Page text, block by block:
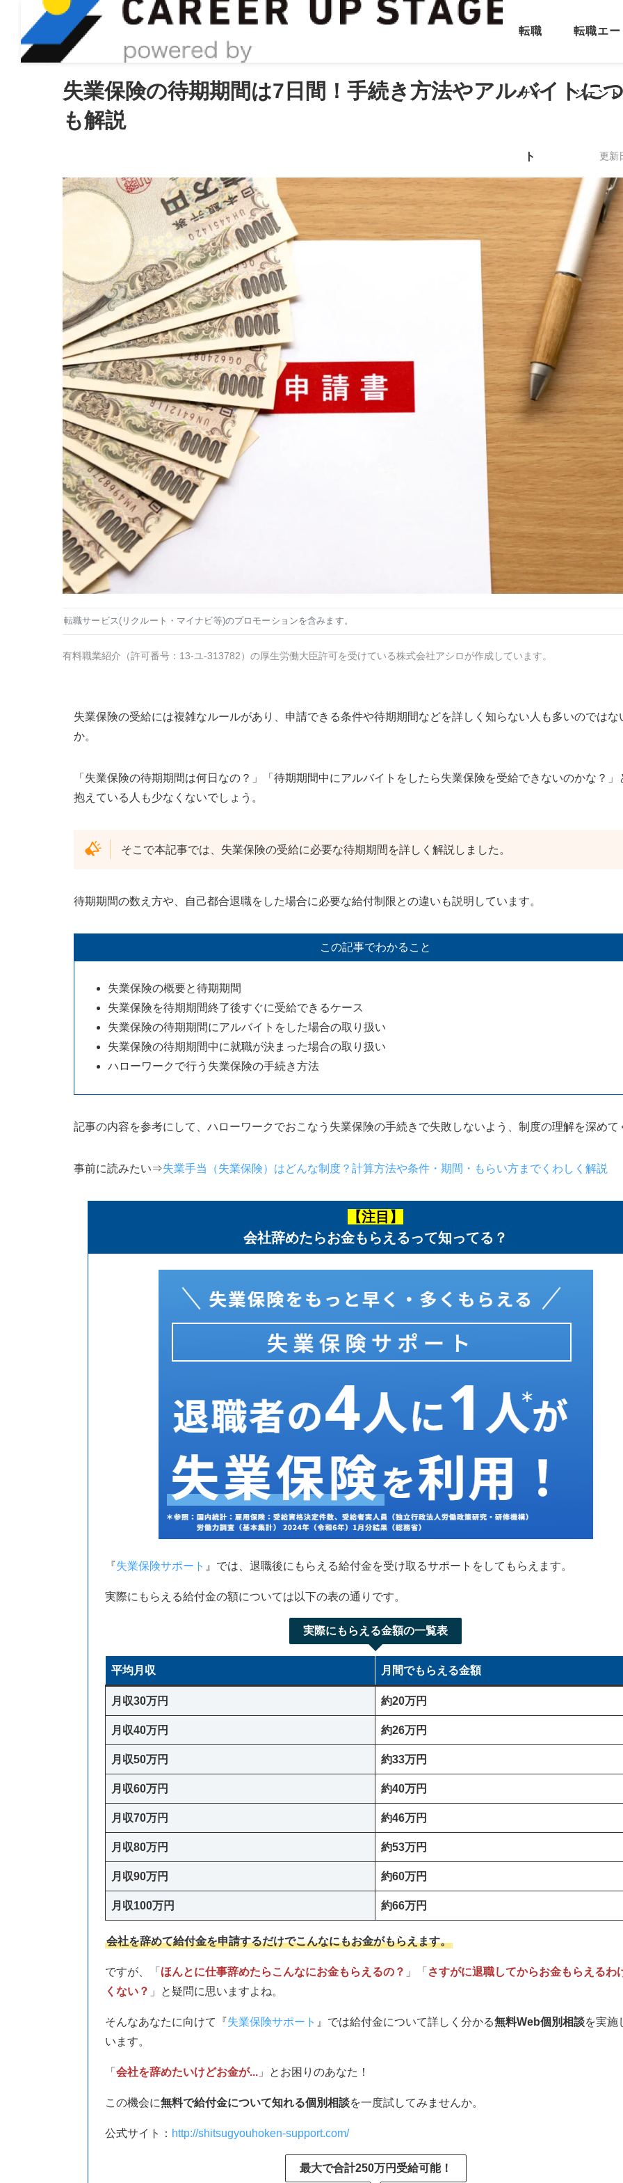
転職
サイ
ト
転職エー
ジェント
失業保険の待期期間は7日間！手続き方法やアルバイトに
も解説
更新
転職サービス(リクルート・マイナビ等)のプロモーションを含みます。
有料職業紹介 （許可番号：13-ユ-313782）の厚生労働大臣許可を受けている株式会社アシロが作成しています。
失業保険の受給には複雑なルールがあり、申請できる条件や待期期間などを詳しく知らない人も多いのではな
か。
「失業保険の待期期間は何日なの？」「待期期間中にアルバイトをしたら失業保険を受給できないのかな？」
抱えている人も少なくないでしょう。
そこで本記事では、失業保険の受給に必要な待期期間を詳しく解説しました。
待期期間の数え方や、自己都合退職をした場合に必要な給付制限との違いも説明しています。
この記事でわかること
失業保険の概要と待期期間
失業保険を待期期間終了後すぐに受給できるケース
失業保険の待期期間にアルバイトをした場合の取り扱い
失業保険の待期期間中に就職が決まった場合の取り扱い
ハローワークで行う失業保険の手続き方法
記事の内容を参考にして、ハローワークでおこなう失業保険の手続きで失敗しないよう、制度の理解を深めて
事前に読みたい⇒失業手当（失業保険）はどんな制度？計算方法や条件・期間・もらい方までくわしく解説
【注目】
会社辞めたらお金もらえるって知ってる？
『失業保険サポート 』では、退職後にもらえる給付金を受け取るサポートをしてもらえます。
実際にもらえる給付金の額については以下の表の通りです。
実際にもらえる金額の一覧表
平均月収 月間でもらえる金額
月収30万円 約20万円
月収40万円 約26万円
月収50万円 約33万円
月収60万円 約40万円
月収70万円 約46万円
月収80万円 約53万円
月収90万円 約60万円
月収100万円 約66万円
会社を辞めて給付金を申請するだけでこんなにもお金がもらえます。
ですが、「 ほんとに仕事辞めたらこんなにお金もらえるの？ 」「 さすがに退職してからお金もらえるわ
くない？ 」と疑問に思いますよね。
そんなあなたに向けて『失業保険サポート 』では給付金について詳しく分かる無料Web個別相談を実施
います。
「 会社を辞めたいけどお金が... 」とお困りのあなた！
この機会に無料で給付金について知れる個別相談を一度試してみませんか。
公式サイト： http://shitsugyouhoken-support.com/
最大で合計250万円受給可能！